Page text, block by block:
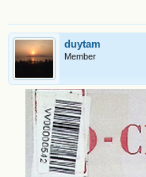
duytam
Member